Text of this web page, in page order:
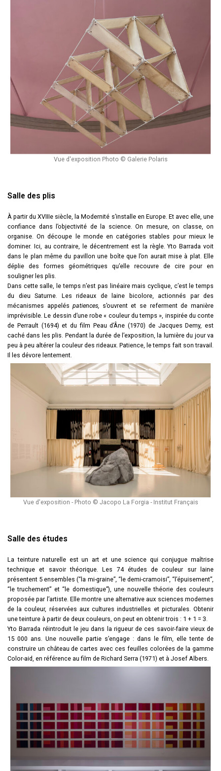
Vue d'exposition Photo © Galerie Polaris
Salle des plis
À partir du XVIIIe siècle, la Modernité s’installe en Europe. Et avec elle, une
confiance dans l’objectivité de la science. On mesure, on classe, on
organise. On découpe le monde en catégories stables pour mieux le
dominer. Ici, au contraire, le décentrement est la règle. Yto Barrada voit
dans le plan même du pavillon une boîte que l’on aurait mise à plat. Elle
déplie des formes géométriques qu’elle recouvre de cire pour en
souligner les plis.
Dans cette salle, le temps n’est pas linéaire mais cyclique, c’est le temps
du dieu Saturne. Les rideaux de laine bicolore, actionnés par des
mécanismes appelés patiences, s’ouvrent et se referment de manière
imprévisible. Le dessin d’une robe « couleur du temps », inspirée du conte
de Perrault (1694) et du film Peau d’Âne (1970) de Jacques Demy, est
caché dans les plis. Pendant la durée de l’exposition, la lumière du jour va
peu à peu altérer la couleur des rideaux. Patience, le temps fait son travail.
Il les dévore lentement.
Vue d'exposition - Photo © Jacopo La Forgia - Institut Français
Salle des études
La teinture naturelle est un art et une science qui conjugue maîtrise
technique et savoir théorique. Les 74 études de couleur sur laine
présentent 5 ensembles (“la mi-graine”, “le demi-cramoisi”, “l’épuisement”,
“le truchement” et “le domestique”), une nouvelle théorie des couleurs
proposée par l’artiste. Elle montre une alternative aux sciences modernes
de la couleur, réservées aux cultures industrielles et picturales. Obtenir
une teinture à partir de deux couleurs, on peut en obtenir trois : 1 + 1 = 3.
Yto Barrada réintroduit le jeu dans la rigueur de ces savoir-faire vieux de
15 000 ans. Une nouvelle partie s’engage : dans le film, elle tente de
construire un château de cartes avec ces feuilles colorées de la gamme
Color-aid, en référence au film de Richard Serra (1971) et à Josef Albers.